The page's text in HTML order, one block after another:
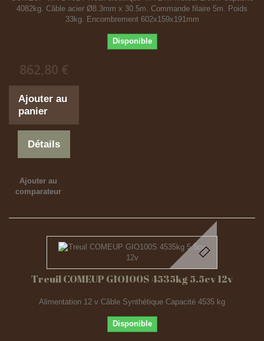
4082kg. Câble acier Ø8.3mm x 30.5m. Commande filaire 5m. Poids
33kg. Encombrement 602x159x191mm
Disponible
862,80 €
Ajouter au
panier
Détails
Ajouter au
comparateur
Treuil COMEUP GIO100S 4535kg 5.5cv 12v
Alimentation 12 v Câble Synthétique Capacité 4535 kg
Disponible